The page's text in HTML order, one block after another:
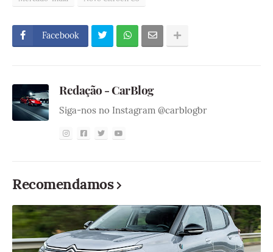
Facebook
Redação - CarBlog
Siga-nos no Instagram @carblogbr
Recomendamos